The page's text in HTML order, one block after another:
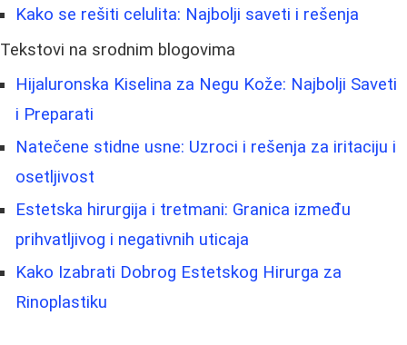
Kako se rešiti celulita: Najbolji saveti i rešenja
Tekstovi na srodnim blogovima
Hijaluronska Kiselina za Negu Kože: Najbolji Saveti
i Preparati
Natečene stidne usne: Uzroci i rešenja za iritaciju i
osetljivost
Estetska hirurgija i tretmani: Granica između
prihvatljivog i negativnih uticaja
Kako Izabrati Dobrog Estetskog Hirurga za
Rinoplastiku